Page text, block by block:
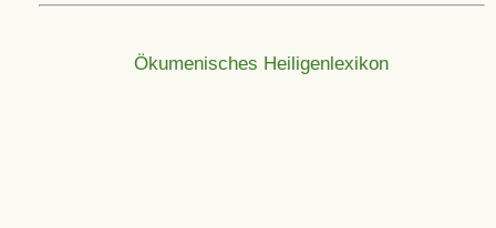
Ökumenisches Heiligenlexikon